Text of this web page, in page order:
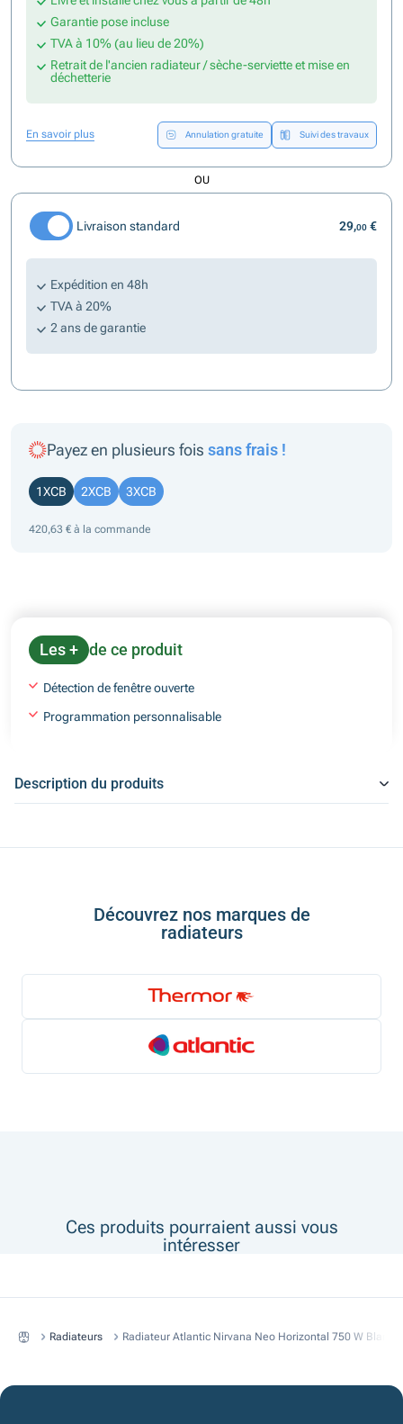
Garantie pose incluse
TVA à 10% (au lieu de 20%)
Retrait de l'ancien radiateur / sèche-serviette et mise en
déchetterie
En savoir plus Annulation gratuite Suivi des travaux
OU
Livraison standard 29,00 €
Expédition en 48h
TVA à 20%
2 ans de garantie
Payez en plusieurs fois sans frais !
1XCB 2XCB 3XCB
420,63 € à la commande
Les + de ce produit
Détection de fenêtre ouverte
Programmation personnalisable
Description du produits
Découvrez nos marques de
radiateurs
Ces produits pourraient aussi vous
intéresser
Radiateurs Radiateur Atlantic Nirvana Neo Horizontal 750 W Blanc